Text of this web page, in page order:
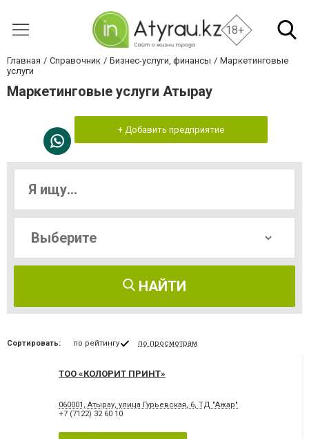
18+
Главная Справочник Бизнес-услуги, финансы
Маркетинговые
услуги
Маркетинговые услуги Атырау
+ Добавить предприятие
НАЙТИ
Сортировать: по рейтингу по просмотрам
ТОО «КОЛОРИТ ПРИНТ»
060001, Атырау, улица Гурьевская, 6, ТД "Ажар"
+7 (7122) 32 60 10